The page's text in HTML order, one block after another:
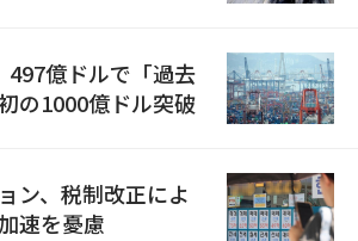
497億ドルで「過去
の1000億ドル突破
ン、税制改正によ
速を憂慮